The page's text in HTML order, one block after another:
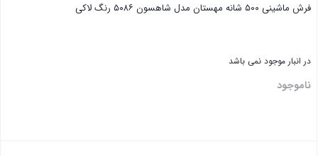
فرش ماشینی ۵۰۰ شانه مهستان مدل شاهسون ۵۰۸۶ رنگ لاکی
در انبار موجود نمی باشد
ناموجود